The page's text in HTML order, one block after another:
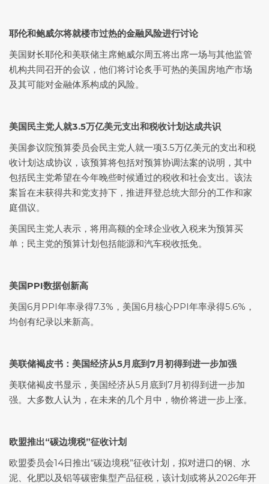
耶伦和鲍威尔将就楼市过热的金融风险进行讨论
美国财长耶伦和美联储主席鲍威尔周五将出席一场与其他监管
机构共同召开的会议，他们将讨论炙手可热的美国房地产市场
及其可能对金融体系构成的风险。
美国民主党人就3.5万亿美元支出和税收计划达成共识
美国参议院预算委员会民主党人就一项3.5万亿美元的支出和税
收计划达成协议，该预算将包括对预算协调法案的说明，其中
包括民主党希望在今年晚些时候通过的税收和社会支出。该法
案旨在未获得共和党支持下，推进拜登总统大部分的工作和家
庭倡议。
美国民主党人表示，将用高额的全球企业收入税来为预算买
单；民主党的预算计划包括能源和汽车税收抵免。
美国PPI数据创新高
美国6月PPI年率录得7.3%，美国6月核心PPI年率录得5.6%，
均创有纪录以来新高。
美联储褐皮书：美国经济从5月底到7月初得到进一步加强
美联储褐皮书显示，美国经济从5月底到7月初得到进一步加
强。大多数人认为，在未来的几个月中，物价将进一步上涨。
欧盟推出“碳边境税”征收计划
欧盟委员会14日推出“碳边境税”征收计划，拟对进口的钢、水
泥、化肥以及铝等碳密集型产品征税，该计划或将从2026年开